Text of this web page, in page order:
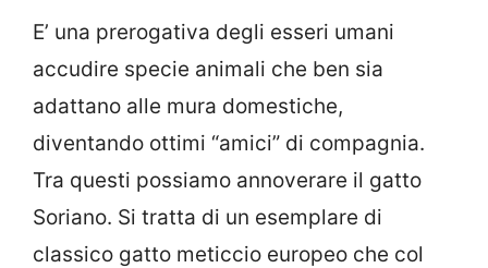
E’ una prerogativa degli esseri umani
accudire specie animali che ben sia
adattano alle mura domestiche,
diventando ottimi “amici” di compagnia.
Tra questi possiamo annoverare il gatto
Soriano. Si tratta di un esemplare di
classico gatto meticcio europeo che col